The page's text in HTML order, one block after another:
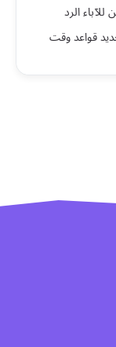
الرد
قواعد وقت